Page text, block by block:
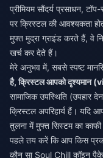
प्रीमियम सौंदर्य प्रसाधन,
पर क्रिस्टल की आवश्यकता
मुफ्त मुद्रा ग्राइंड करते हैं, वे
खर्च कर देते हैं।
मेरे अनुभव में, सबसे स्पष्ट
है, क्रिस्टल आपको दृश्यमान
सामाजिक उपस्थिति (उपहार
क्रिस्टल अपरिहार्य हैं। यदि
तुलना में मुफ्त सिस्टम का
पहले तय करें कि आप किस
कौन सा Soul Chill कॉइन